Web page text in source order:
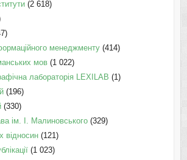
(2 618)
менеджменту(414)
мов(1 022)
лабораторія LEXILAB (1)
(196)
(330)
ім. І. Малиновського(329)
відносин(121)
(1 023)